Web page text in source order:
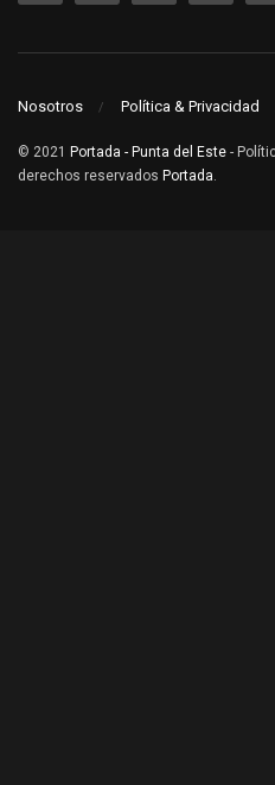
Nosotros Política & Privacidad
© 2021 Portada - Punta del Este -
derechos reservados Portada.